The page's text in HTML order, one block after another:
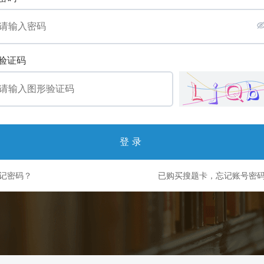
证码
登录
密码？ 已购买搜题卡，忘记账号密